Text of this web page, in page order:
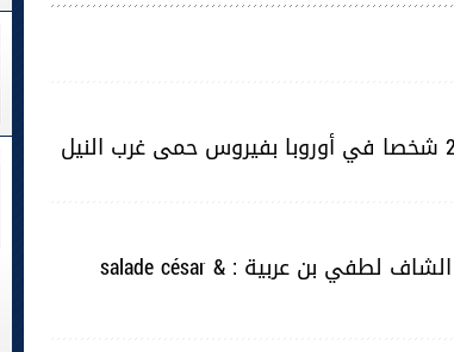
دبارة صيافي مع الشاف لطفي بن عربية : salade césar &